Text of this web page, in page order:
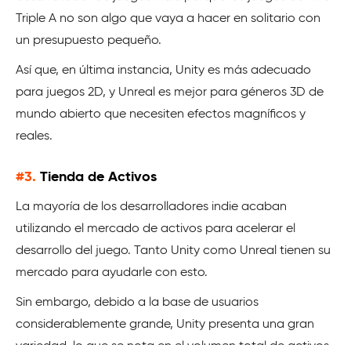
Triple A no son algo que vaya a hacer en solitario con
un presupuesto pequeño.
Así que, en última instancia, Unity es más adecuado
para juegos 2D, y Unreal es mejor para géneros 3D de
mundo abierto que necesiten efectos magníficos y
reales.
#3. Tienda de Activos
La mayoría de los desarrolladores indie acaban
utilizando el mercado de activos para acelerar el
desarrollo del juego. Tanto Unity como Unreal tienen su
mercado para ayudarle con esto.
Sin embargo, debido a la base de usuarios
considerablemente grande, Unity presenta una gran